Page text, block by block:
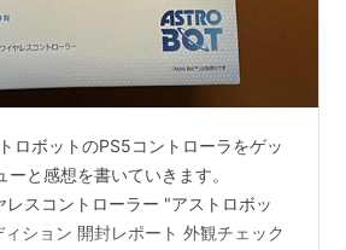
ロボットのPS5コントローラをゲッ
ーと感想を書いていきます。
スコントローラー "アストロボッ
ィション 開封レポート 外観チェック